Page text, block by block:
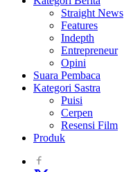
Straight News
Features
Indepth
Entrepreneur
Opini
Suara Pembaca
Kategori Sastra
Puisi
Cerpen
Resensi Film
Produk